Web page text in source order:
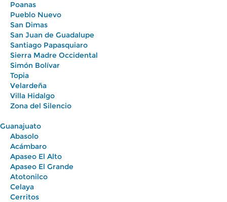
Poanas
Pueblo Nuevo
San Dimas
San Juan de Guadalupe
Santiago Papasquiaro
Sierra Madre Occidental
Simón Bolívar
Topia
Velardeña
Villa Hidalgo
Zona del Silencio
Guanajuato
Abasolo
Acámbaro
Apaseo El Alto
Apaseo El Grande
Atotonilco
Celaya
Cerritos